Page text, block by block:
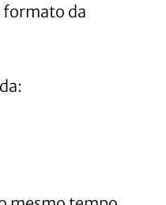
formato da